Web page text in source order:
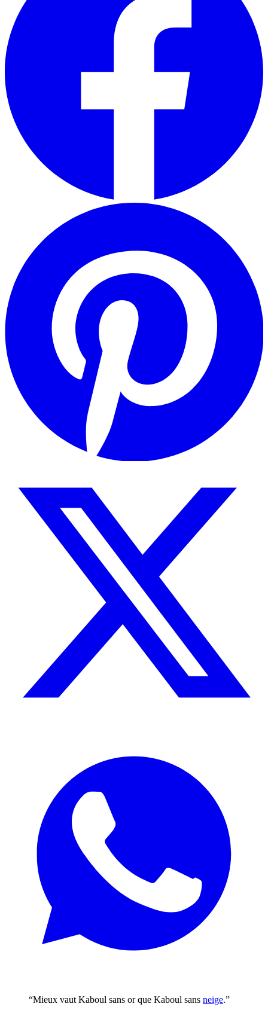
“Mieux vaut Kaboul sans or que Kaboul sans neige.”